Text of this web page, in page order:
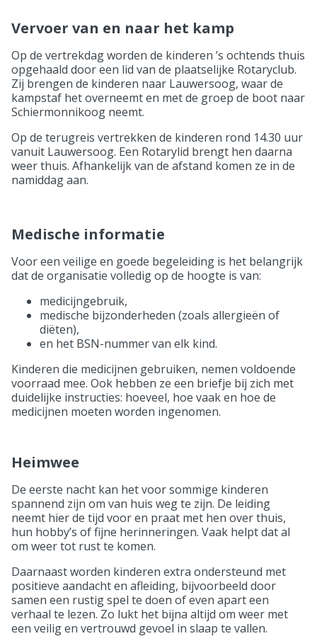
Vervoer van en naar het kamp
Op de vertrekdag worden de kinderen ’s ochtends thuis
opgehaald door een lid van de plaatselijke Rotaryclub.
Zij brengen de kinderen naar Lauwersoog, waar de
kampstaf het overneemt en met de groep de boot naar
Schiermonnikoog neemt.
Op de terugreis vertrekken de kinderen rond 14.30 uur
vanuit Lauwersoog. Een Rotarylid brengt hen daarna
weer thuis. Afhankelijk van de afstand komen ze in de
namiddag aan.
Medische informatie
Voor een veilige en goede begeleiding is het belangrijk
dat de organisatie volledig op de hoogte is van:
medicijngebruik,
medische bijzonderheden (zoals allergieën of
diëten),
en het BSN-nummer van elk kind.
Kinderen die medicijnen gebruiken, nemen voldoende
voorraad mee. Ook hebben ze een briefje bij zich met
duidelijke instructies: hoeveel, hoe vaak en hoe de
medicijnen moeten worden ingenomen.
Heimwee
De eerste nacht kan het voor sommige kinderen
spannend zijn om van huis weg te zijn. De leiding
neemt hier de tijd voor en praat met hen over thuis,
hun hobby’s of fijne herinneringen. Vaak helpt dat al
om weer tot rust te komen.
Daarnaast worden kinderen extra ondersteund met
positieve aandacht en afleiding, bijvoorbeeld door
samen een rustig spel te doen of even apart een
verhaal te lezen. Zo lukt het bijna altijd om weer met
een veilig en vertrouwd gevoel in slaap te vallen.